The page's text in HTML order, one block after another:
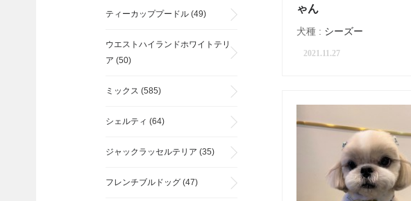
ゃん
犬種 : シーズー
2021.11.27
ティーカッププードル (49)
ウエストハイランドホワイトテリ
ア (50)
ミックス (585)
シェルティ (64)
ジャックラッセルテリア (35)
フレンチブルドッグ (47)